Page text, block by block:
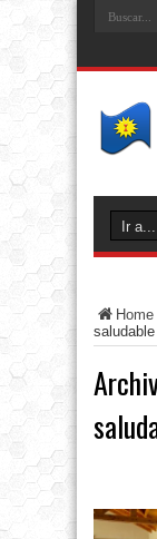
Home
saludable